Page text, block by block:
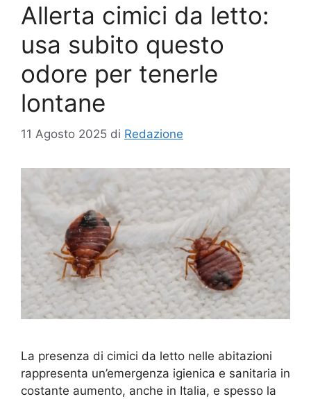
Allerta cimici da letto:
usa subito questo
odore per tenerle
lontane
11 Agosto 2025 di Redazione
La presenza di cimici da letto nelle abitazioni
rappresenta un’emergenza igienica e sanitaria in
costante aumento, anche in Italia, e spesso la